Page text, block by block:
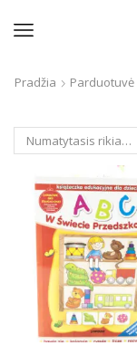
Pradžia Parduotuvė